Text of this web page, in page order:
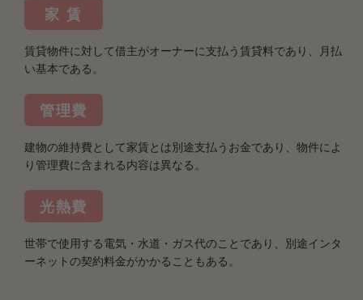
家 賃
賃貸物件に対して借主がオーナーに支払う賃貸料であり、月払
い基本である。
管理費
建物の維持費として家賃とは別途支払うお金であり、物件によ
り管理費に含まれる内容は異なる。
光熱費
世帯で使用する電気・水道・ガス代のことであり、別途インタ
ーネットの契約料金がかかることもある。